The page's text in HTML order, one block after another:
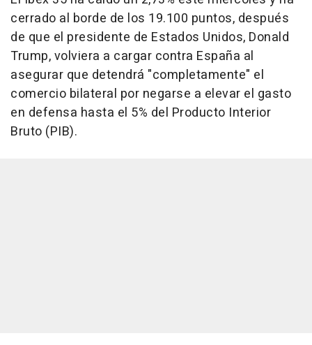
cerrado al borde de los 19.100 puntos, después
de que el presidente de Estados Unidos, Donald
Trump, volviera a cargar contra España al
asegurar que detendrá "completamente" el
comercio bilateral por negarse a elevar el gasto
en defensa hasta el 5% del Producto Interior
Bruto (PIB).